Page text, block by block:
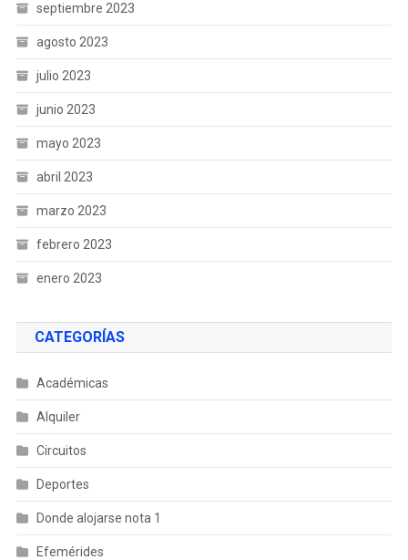
septiembre 2023
agosto 2023
julio 2023
junio 2023
mayo 2023
abril 2023
marzo 2023
febrero 2023
enero 2023
CATEGORÍAS
Académicas
Alquiler
Circuitos
Deportes
Donde alojarse nota 1
Efemérides